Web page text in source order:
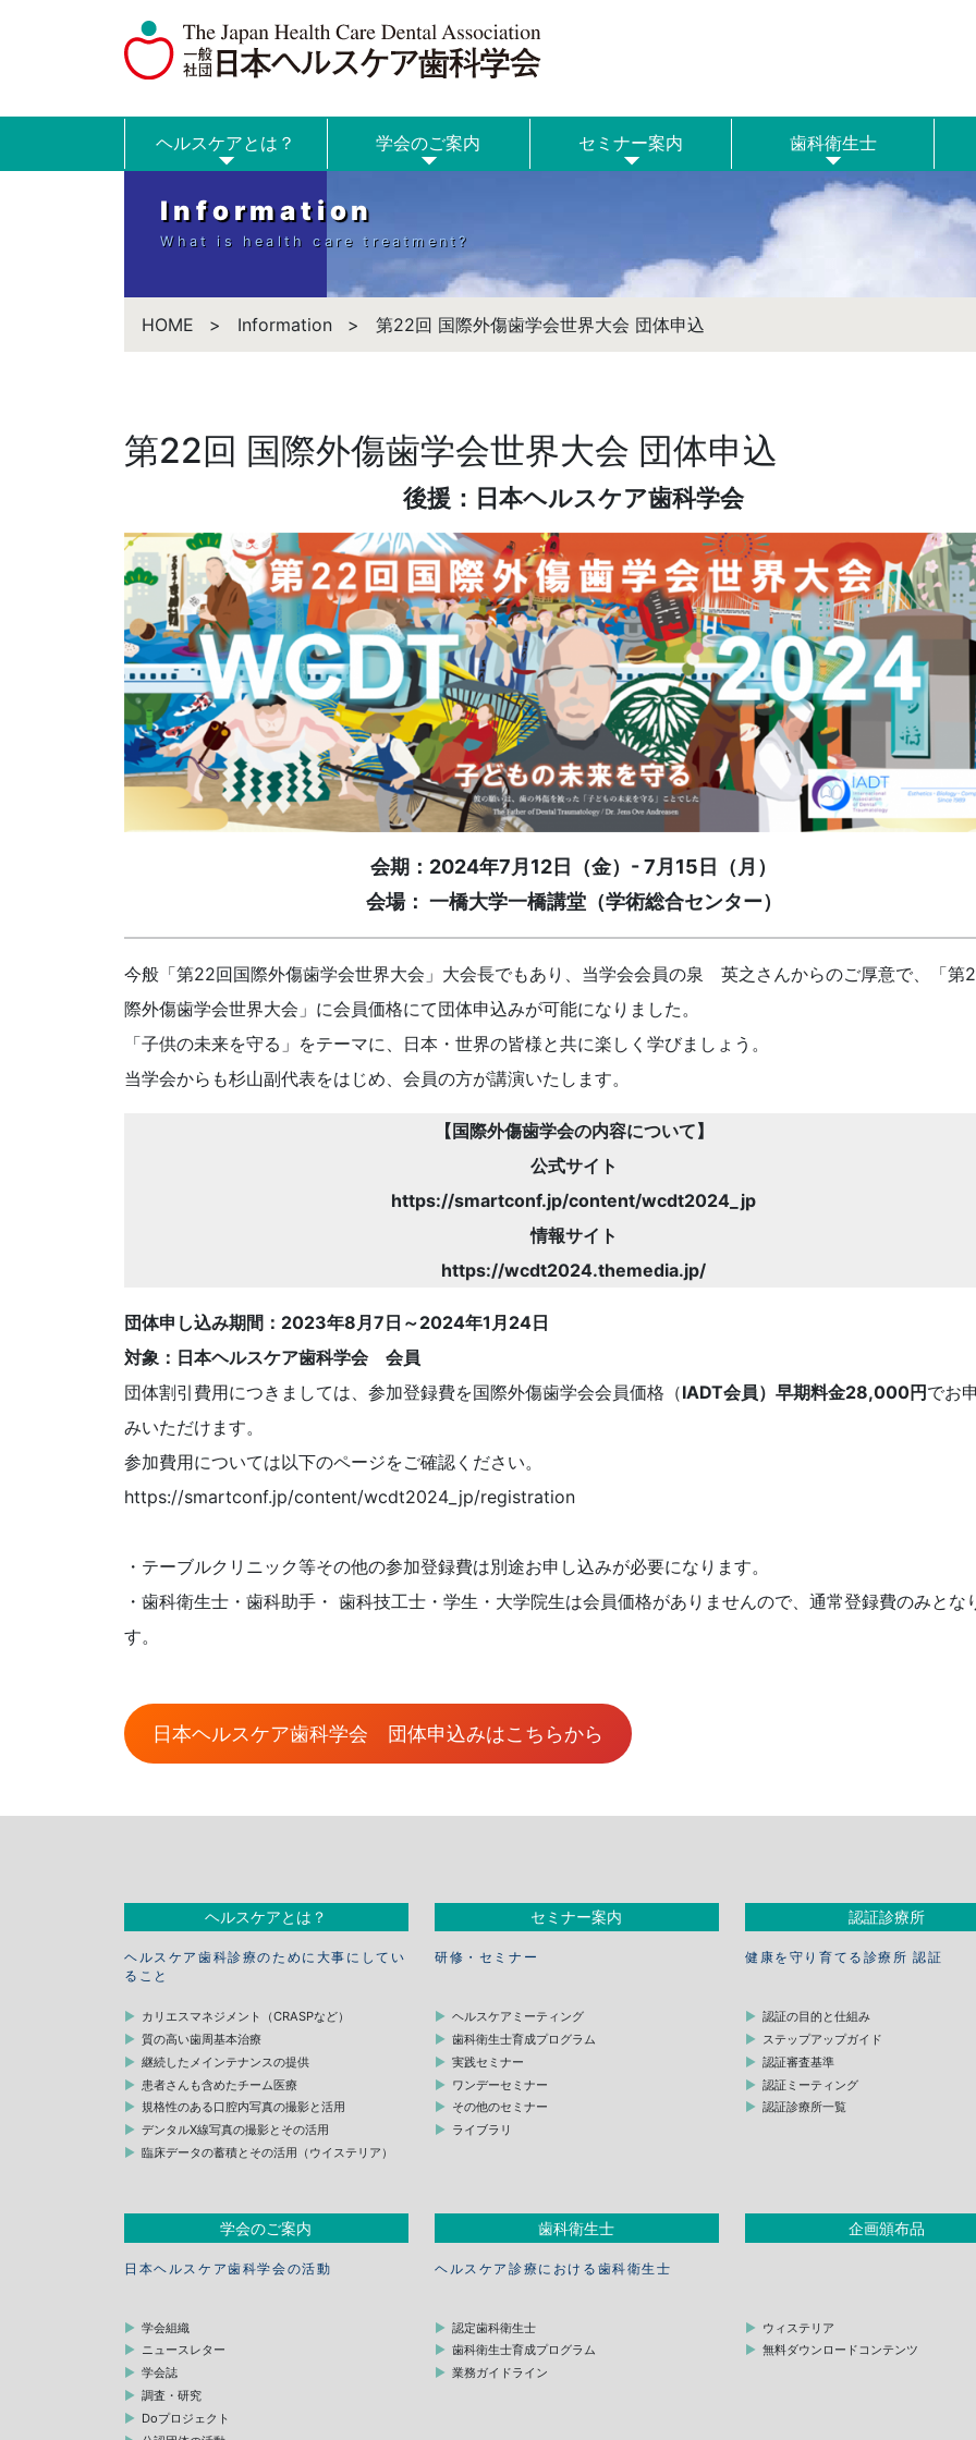
ヘルスケアとは？ 学会のご案内 セミナー案内 歯科衛生士
Information
What is health care treatment?
HOME Information 第22回 国際外傷歯学会世界大会 団体申込
第22回 国際外傷歯学会世界大会 団体申込
後援：日本ヘルスケア歯科学会
会期：2024年7月12日（金）- 7月15日（月）
会場： 一橋大学一橋講堂（学術総合センター）
今般「第22回国際外傷歯学会世界大会」大会長でもあり、当学会会員の泉 英之さんからのご厚意で、「第
際外傷歯学会世界大会」に会員価格にて団体申込みが可能になりました。
「子供の未来を守る」をテーマに、日本・世界の皆様と共に楽しく学びましょう。
当学会からも杉山副代表をはじめ、会員の方が講演いたします。
【国際外傷歯学会の内容について】
公式サイト
https://smartconf.jp/content/wcdt2024_jp
情報サイト
https://wcdt2024.themedia.jp/
団体申し込み期間：2023年8月7日～2024年1月24日
対象：日本ヘルスケア歯科学会 会員
団体割引費用につきましては、参加登録費を国際外傷歯学会会員価格（IADT会員）早期料金28,000円でお
みいただけます。
参加費用については以下のページをご確認ください。
https://smartconf.jp/content/wcdt2024_jp/registration
・テーブルクリニック等その他の参加登録費は別途お申し込みが必要になります。
・歯科衛生士・歯科助手・ 歯科技工士・学生・大学院生は会員価格がありませんので、通常登録費のみとな
す。
日本ヘルスケア歯科学会 団体申込みはこちらから
ヘルスケアとは？
ヘルスケア歯科診療のために大事にしてい
ること
カリエスマネジメント（CRASPなど）
質の高い歯周基本治療
継続したメインテナンスの提供
患者さんも含めたチーム医療
規格性のある口腔内写真の撮影と活用
デンタルX線写真の撮影とその活用
臨床データの蓄積とその活用（ウイステリア）
セミナー案内
研修・セミナー
ヘルスケアミーティング
歯科衛生士育成プログラム
実践セミナー
ワンデーセミナー
その他のセミナー
ライブラリ
認証診療所
健康を守り育てる診療所 認証
認証の目的と仕組み
ステップアップガイド
認証審査基準
認証ミーティング
認証診療所一覧
学会のご案内
日本ヘルスケア歯科学会の活動
学会組織
ニュースレター
学会誌
調査・研究
Doプロジェクト
歯科衛生士
ヘルスケア診療における歯科衛生士
認定歯科衛生士
歯科衛生士育成プログラム
業務ガイドライン
企画頒布品
ウィステリア
無料ダウンロードコンテンツ